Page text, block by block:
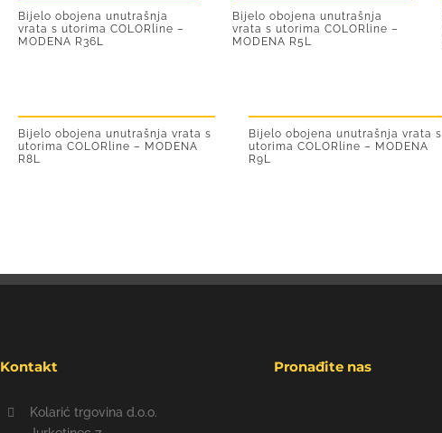
Bijelo obojena unutrašnja
vrata s utorima COLORline –
MODENA R36L
Bijelo obojena unutrašnja
vrata s utorima COLORline –
MODENA R5L
Bijelo obojena unutrašnja vrata s
utorima COLORline – MODENA
R8L
Bijelo obojena unutrašnja vrata s
utorima COLORline – MODENA
R9L
Kontakt
Kolarić trgovina d.o.o.
Pronađite nas